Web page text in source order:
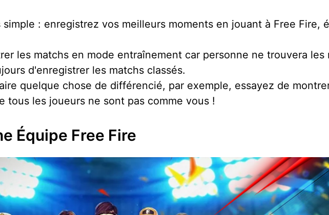
: enregistrez vos meilleurs moments en jouant à Free Fire,
les matchs en mode entraînement car personne ne trouvera les
d'enregistrer les matchs classés.
quelque chose de différencié, par exemple, essayez de
les joueurs ne sont pas comme vous !
Équipe Free Fire